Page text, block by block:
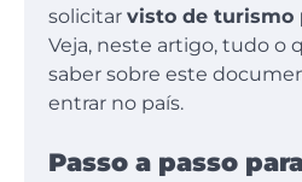
solicitar visto de turismo
Veja, neste artigo, tudo o
saber sobre este
entrar no país.
Passo a passo